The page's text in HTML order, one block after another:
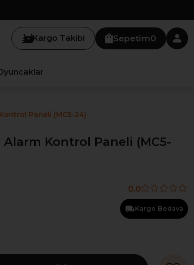
Kargo Takibi Sepetim0
Paneli (MC5-24)
Alarm Kontrol Paneli (MC5-
0.0
Kargo Bedava